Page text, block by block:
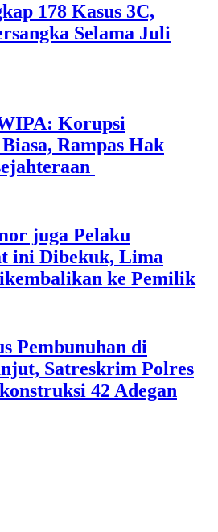
178 Kasus 3C,
Selama Juli
Korupsi
Rampas Hak
juga Pelaku
ini Dibekuk, Lima
ke Pemilik
Pembunuhan di
Satreskrim Polres
42 Adegan